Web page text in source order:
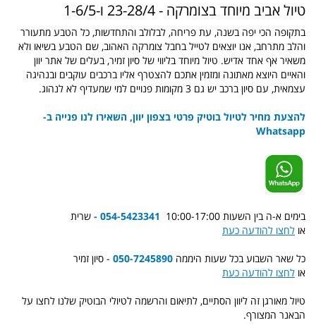
טיול אביב מיוחד בצומרקה - 23-28/4 ו-1-6/5
בתקופה הכי יפה בשנה, עת פריחה, לבלולב והתחדשות, כל הטבע מתעורר
והלב מתרחב, אנו יוצאים לטייל בחבל צומרקה האהוב, שם הטבע בשיאו ולא
משאיר אף אחד אדיש. טיול מיוחד בליווי של סיון זמיר, בעלים של אתר יוון
והאיים היוצא מאתונה ומזמין אתכם להצטרף אליו ברכבים עוקבים ובנהיגה
עצמאית, עם סיון ברכב יש גם 3 מקומות פנויים למי שמעדיף לא לנהוג.
להצעת מחיר לטיול בוטיק פרטי בצפון יוון, השאירו לנו פנייה ב-
Whatsapp
בימים א-ה בין השעות 10:00-17:00 054-5423341 -
שרית
או לחצו להודעה כעת
כל שאר השבוע בכל שעות היממה 050-7245890 - סיון זמיר
או לחצו להודעה כעת
טיול מאורגן זה ליוון הסתיים, לתיאום והרשמה לטיולי הבוטיק שלנו לחצו על
הבאנר המצורף.